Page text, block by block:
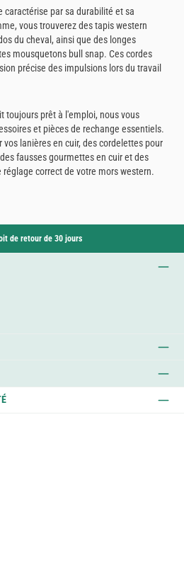
caractérise par sa durabilité et sa
vous trouverez des tapis western
du cheval, ainsi que des longes
mousquetons bull snap. Ces cordes
précise des impulsions lors du travail
toujours prêt à l'emploi, nous vous
et pièces de rechange essentiels.
vos lanières en cuir, des cordelettes pour
fausses gourmettes en cuir et des
correct de votre mors western.
de retour de 30 jours